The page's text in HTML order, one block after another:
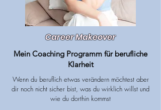
Career Makeover
Mein Coaching Programm für berufliche
Klarheit
Wenn du beruflich etwas verändern möchtest aber
dir noch nicht sicher bist, was du wirklich willst und
wie du dorthin kommst